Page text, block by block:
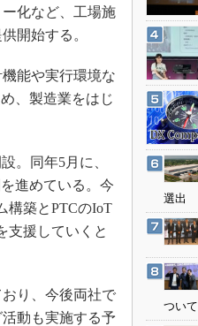
化など、工場施
開始する。
能や実行環境な
、製造業をはじ
。同年5月に、
進めている。今
構築とPTCのIoT
支援していくと
り、今後両社で
動も実施する予
選出
ついて